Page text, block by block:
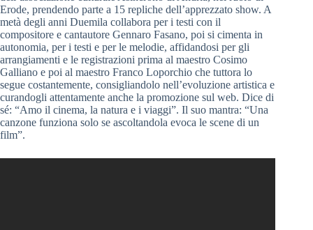
Erode, prendendo parte a 15 repliche dell’apprezzato show. A
metà degli anni Duemila collabora per i testi con il
compositore e cantautore Gennaro Fasano, poi si cimenta in
autonomia, per i testi e per le melodie, affidandosi per gli
arrangiamenti e le registrazioni prima al maestro Cosimo
Galliano e poi al maestro Franco Loporchio che tuttora lo
segue costantemente, consigliandolo nell’evoluzione artistica e
curandogli attentamente anche la promozione sul web. Dice di
sé: “Amo il cinema, la natura e i viaggi”. Il suo mantra: “Una
canzone funziona solo se ascoltandola evoca le scene di un
film”.